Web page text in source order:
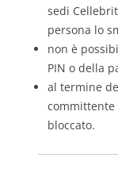
sedi
persona lo
non è
PIN o della
al termine
committente
bloccato.